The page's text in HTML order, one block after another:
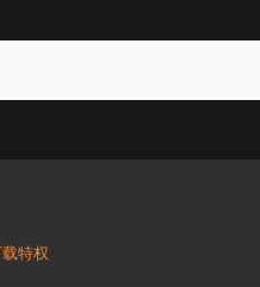
特权